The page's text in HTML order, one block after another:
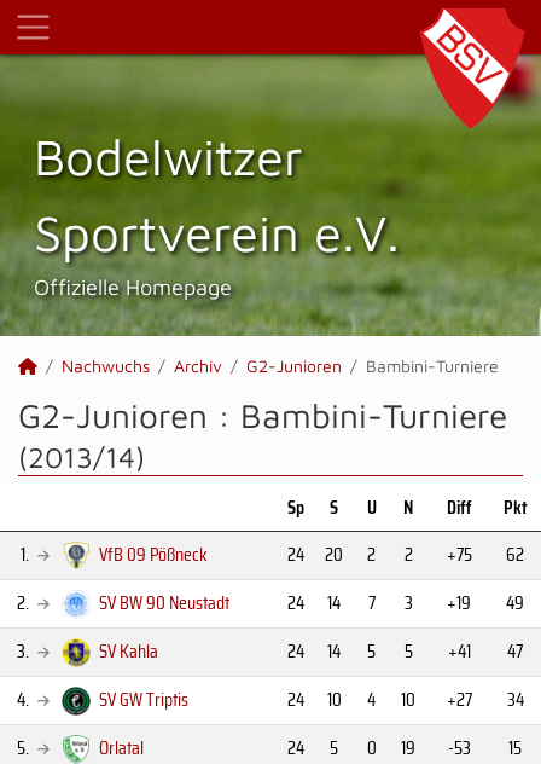
Bodelwitzer
Sportverein e.V.
Offizielle Homepage
Nachwuchs Archiv G2-Junioren Bambini-Turniere
G2-Junioren : Bambini-Turniere
(2013/14)
Sp S U N Diff
Pkt
1.
VfB 09 Pößneck 24 20 2 2 +75
62
2.
SV BW 90 Neustadt 24 14 7 3 +19
49
3.
SV Kahla 24 14 5 5 +41
47
4.
SV GW Triptis 24 10 4 10 +27
34
5.
Orlatal 24 5 0 19 -53
15